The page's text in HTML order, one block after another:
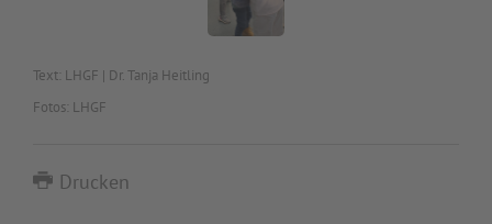
Text: LHGF | Dr. Tanja Heitling
Fotos: LHGF
Drucken